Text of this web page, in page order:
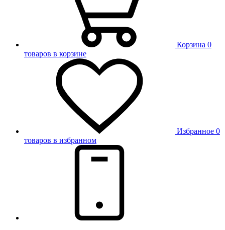
Корзина 0
товаров в корзине
Избранное 0
товаров в избранном